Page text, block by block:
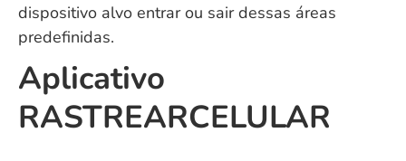
dispositivo alvo entrar ou sair dessas áreas
predefinidas.
Aplicativo
RASTREARCELULAR